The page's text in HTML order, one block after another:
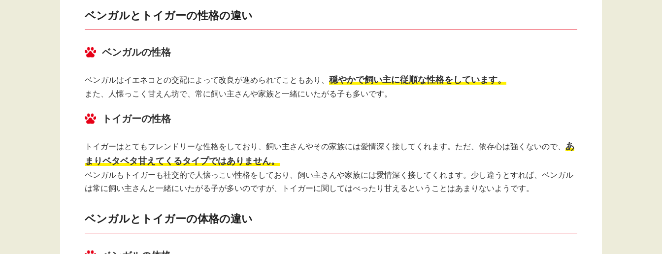
ベンガルとトイガーの性格の違い
ベンガルの性格
ベンガルはイエネコとの交配によって改良が進められてこともあり、 穏やかで飼い主に従順な性格をしています。
また、人懐っこく甘えん坊で、常に飼い主さんや家族と一緒にいたがる子も多いです。
トイガーの性格
トイガーはとてもフレンドリーな性格をしており、飼い主さんやその家族には愛情深く接してくれます。ただ、依存心は強くないので、 あ
まりベタベタ甘えてくるタイプではありません。
ベンガルもトイガーも社交的で人懐っこい性格をしており、飼い主さんや家族には愛情深く接してくれます。少し違うとすれば、ベンガル
は常に飼い主さんと一緒にいたがる子が多いのですが、トイガーに関してはべったり甘えるということはあまりないようです。
ベンガルとトイガーの体格の違い